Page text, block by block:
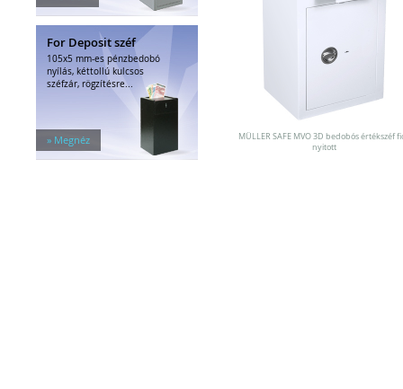
Szuperkasszák
Tűzálló széfek
Speciális széfek
Fegyverszekrények
Hotelszéfek
Széfzárak
Trezorok
For Deposit széf
105x5 mm-es pénzbedobó
nyílás, kéttollú kulcsos
széfzár, rögzítésre...
» Megnéz
MÜLLER SAFE MVO 3D bedobós értékszéf
nyitott